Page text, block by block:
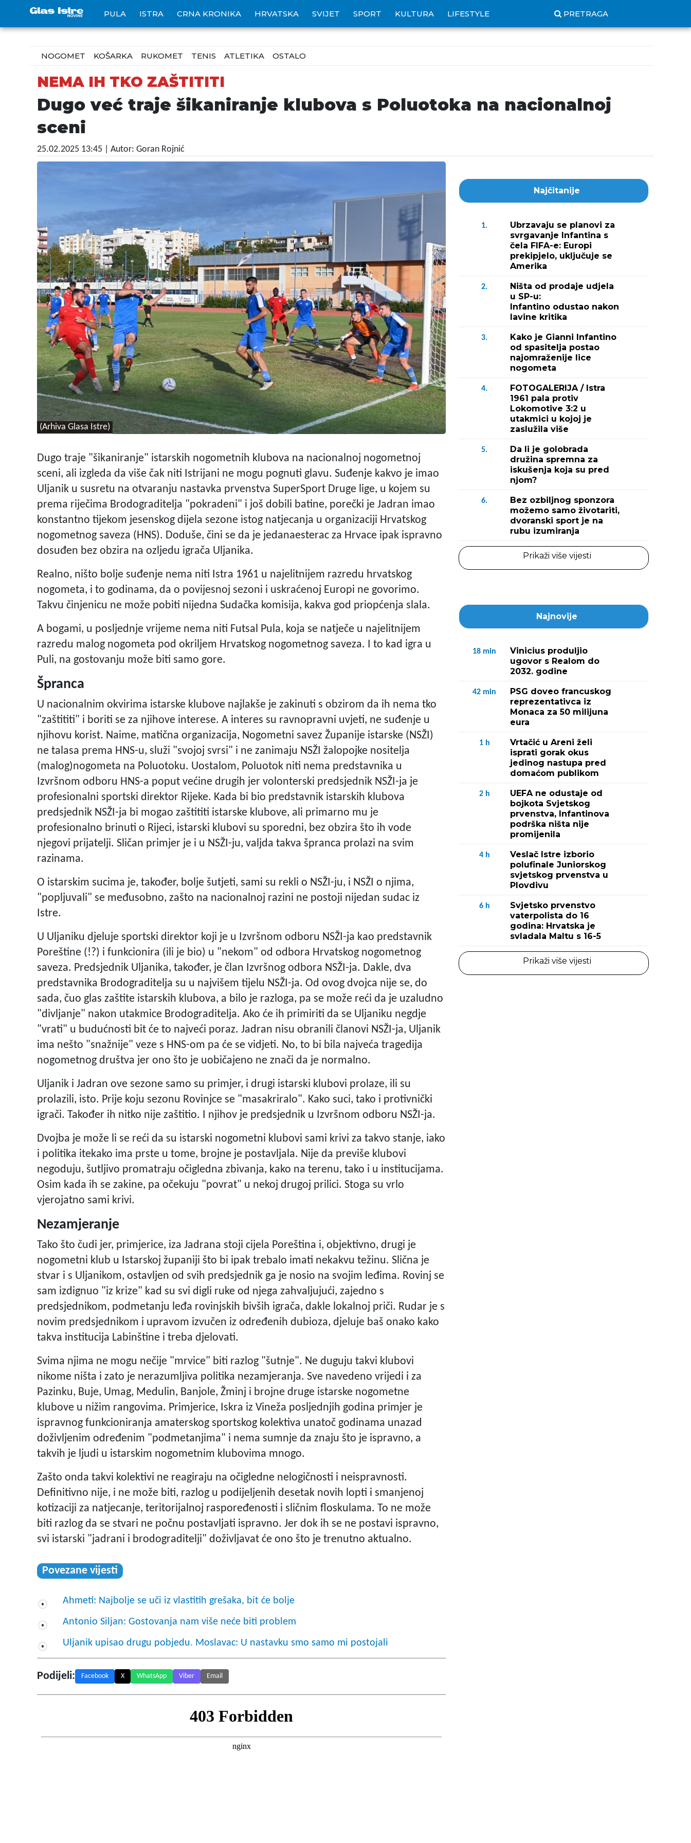
PULA ISTRA CRNA KRONIKA HRVATSKA SVIJET SPORT KULTURA LIFESTYLE PRETRAGA
NOGOMET KOŠARKA RUKOMET TENIS ATLETIKA OSTALO
NEMA IH TKO ZAŠTITITI
Dugo već traje šikaniranje klubova s Poluotoka na nacionalnoj
sceni
25.02.2025 13:45 | Autor: Goran Rojnić
(Arhiva Glasa Istre)
Dugo traje "šikaniranje" istarskih nogometnih klubova na nacionalnoj nogometnoj
sceni, ali izgleda da više čak niti Istrijani ne mogu pognuti glavu. Suđenje kakvo je imao
Uljanik u susretu na otvaranju nastavka prvenstva SuperSport Druge lige, u kojem su
prema riječima Brodograditelja "pokradeni" i još dobili batine, porečki je Jadran imao
konstantno tijekom jesenskog dijela sezone istog natjecanja u organizaciji Hrvatskog
nogometnog saveza (HNS). Doduše, čini se da je jedanaesterac za Hrvace ipak ispravno
dosuđen bez obzira na ozljedu igrača Uljanika.
Realno, ništo bolje suđenje nema niti Istra 1961 u najelitnijem razredu hrvatskog
nogometa, i to godinama, da o povijesnoj sezoni i uskraćenoj Europi ne govorimo.
Takvu činjenicu ne može pobiti nijedna Sudačka komisija, kakva god priopćenja slala.
A bogami, u posljednje vrijeme nema niti Futsal Pula, koja se natječe u najelitnijem
razredu malog nogometa pod okriljem Hrvatskog nogometnog saveza. I to kad igra u
Puli, na gostovanju može biti samo gore.
Špranca
U nacionalnim okvirima istarske klubove najlakše je zakinuti s obzirom da ih nema tko
"zaštititi" i boriti se za njihove interese. A interes su ravnopravni uvjeti, ne suđenje u
njihovu korist. Naime, matična organizacija, Nogometni savez Županije istarske (NSŽI)
ne talasa prema HNS-u, služi "svojoj svrsi" i ne zanimaju NSŽI žalopojke nositelja
(malog)nogometa na Poluotoku. Uostalom, Poluotok niti nema predstavnika u
Izvršnom odboru HNS-a poput većine drugih jer volonterski predsjednik NSŽI-ja je
profesionalni sportski direktor Rijeke. Kada bi bio predstavnik istarskih klubova
predsjednik NSŽI-ja bi mogao zaštititi istarske klubove, ali primarno mu je
profesionalno brinuti o Rijeci, istarski klubovi su sporedni, bez obzira što ih vode
njegovi prijatelji. Sličan primjer je i u NSŽI-ju, valjda takva špranca prolazi na svim
razinama.
O istarskim sucima je, također, bolje šutjeti, sami su rekli o NSŽI-ju, i NSŽI o njima,
"popljuvali" se međusobno, zašto na nacionalnoj razini ne postoji nijedan sudac iz
Istre.
U Uljaniku djeluje sportski direktor koji je u Izvršnom odboru NSŽI-ja kao predstavnik
Poreštine (!?) i funkcionira (ili je bio) u "nekom" od odbora Hrvatskog nogometnog
saveza. Predsjednik Uljanika, također, je član Izvršnog odbora NSŽI-ja. Dakle, dva
predstavnika Brodograditelja su u najvišem tijelu NSŽI-ja. Od ovog dvojca nije se, do
sada, čuo glas zaštite istarskih klubova, a bilo je razloga, pa se može reći da je uzaludno
"divljanje" nakon utakmice Brodograditelja. Ako će ih primiriti da se Uljaniku negdje
"vrati" u budućnosti bit će to najveći poraz. Jadran nisu obranili članovi NSŽI-ja, Uljanik
ima nešto "snažnije" veze s HNS-om pa će se vidjeti. No, to bi bila najveća tragedija
nogometnog društva jer ono što je uobičajeno ne znači da je normalno.
Uljanik i Jadran ove sezone samo su primjer, i drugi istarski klubovi prolaze, ili su
prolazili, isto. Prije koju sezonu Rovinjce se "masakriralo". Kako suci, tako i protivnički
igrači. Također ih nitko nije zaštitio. I njihov je predsjednik u Izvršnom odboru NSŽI-ja.
Dvojba je može li se reći da su istarski nogometni klubovi sami krivi za takvo stanje, iako
i politika itekako ima prste u tome, brojne je postavljala. Nije da previše klubovi
negoduju, šutljivo promatraju očigledna zbivanja, kako na terenu, tako i u institucijama.
Osim kada ih se zakine, pa očekuju "povrat" u nekoj drugoj prilici. Stoga su vrlo
vjerojatno sami krivi.
Nezamjeranje
Tako što čudi jer, primjerice, iza Jadrana stoji cijela Poreština i, objektivno, drugi je
nogometni klub u Istarskoj županiji što bi ipak trebalo imati nekakvu težinu. Slična je
stvar i s Uljanikom, ostavljen od svih predsjednik ga je nosio na svojim leđima. Rovinj se
sam izdignuo "iz krize" kad su svi digli ruke od njega zahvaljujući, zajedno s
predsjednikom, podmetanju leđa rovinjskih bivših igrača, dakle lokalnoj priči. Rudar je s
novim predsjednikom i upravom izvučen iz određenih dubioza, djeluje baš onako kako
takva institucija Labinštine i treba djelovati.
Svima njima ne mogu nečije "mrvice" biti razlog "šutnje". Ne duguju takvi klubovi
nikome ništa i zato je nerazumljiva politika nezamjeranja. Sve navedeno vrijedi i za
Pazinku, Buje, Umag, Medulin, Banjole, Žminj i brojne druge istarske nogometne
klubove u nižim rangovima. Primjerice, Iskra iz Vineža posljednjih godina primjer je
ispravnog funkcioniranja amaterskog sportskog kolektiva unatoč godinama unazad
doživljenim određenim "podmetanjima" i nema sumnje da znaju što je ispravno, a
takvih je ljudi u istarskim nogometnim klubovima mnogo.
Zašto onda takvi kolektivi ne reagiraju na očigledne nelogičnosti i neispravnosti.
Definitivno nije, i ne može biti, razlog u podijeljenih desetak novih lopti i smanjenoj
kotizaciji za natjecanje, teritorijalnoj raspoređenosti i sličnim floskulama. To ne može
biti razlog da se stvari ne počnu postavljati ispravno. Jer dok ih se ne postavi ispravno,
svi istarski "jadrani i brodograditelji" doživljavat će ono što je trenutno aktualno.
Povezane vijesti
Ahmeti: Najbolje se uči iz vlastitih grešaka, bit će bolje
Antonio Siljan: Gostovanja nam više neće biti problem
Uljanik upisao drugu pobjedu. Moslavac: U nastavku smo samo mi postojali
Podijeli: Facebook X WhatsApp Viber Email
Najčitanije
1.
Ubrzavaju se planovi za
svrgavanje Infantina s
čela FIFA-e: Europi
prekipjelo, uključuje se
Amerika
2.
Ništa od prodaje udjela
u SP-u:
Infantino odustao nakon
lavine kritika
3.
Kako je Gianni Infantino
od spasitelja postao
najomraženije lice
nogometa
4.
FOTOGALERIJA / Istra
1961 pala protiv
Lokomotive 3:2 u
utakmici u kojoj je
zaslužila više
5.
Da li je golobrada
družina spremna za
iskušenja koja su pred
njom?
6.
Bez ozbiljnog sponzora
možemo samo životariti,
dvoranski sport je na
rubu izumiranja
Prikaži više vijesti
Najnovije
18 min
Vinicius produljio
ugovor s Realom do
2032. godine
42 min
PSG doveo francuskog
reprezentativca iz
Monaca za 50 milijuna
eura
1 h
Vrtačić u Areni želi
isprati gorak okus
jedinog nastupa pred
domaćom publikom
2 h
UEFA ne odustaje od
bojkota Svjetskog
prvenstva, Infantinova
podrška ništa nije
promijenila
4 h
Veslač Istre izborio
polufinale Juniorskog
svjetskog prvenstva u
Plovdivu
6 h
Svjetsko prvenstvo
vaterpolista do 16
godina: Hrvatska je
svladala Maltu s 16-5
Prikaži više vijesti